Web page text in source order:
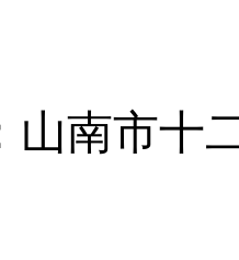
山南市十